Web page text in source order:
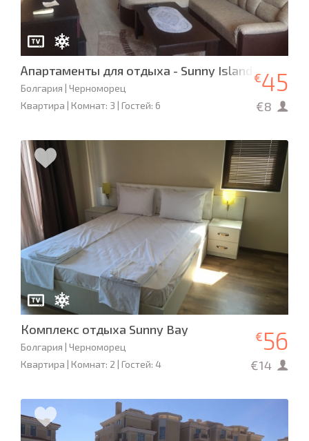
Апартаменты для отдыха - Sunny Island
Болгария | Черноморец
Квартира | Комнат: 3 | Гостей: 6
€45
€8
Комплекс отдыха Sunny Bay
Болгария | Черноморец
Квартира | Комнат: 2 | Гостей: 4
€56
€14